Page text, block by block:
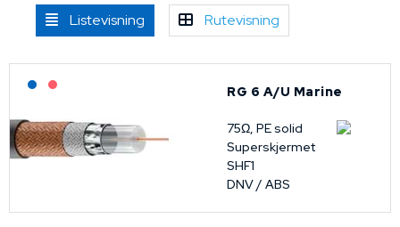
Listevisning Rutevisning
Lagerført: NEK Kabel
RG 6 A/U Marine
75Ω, PE solid
Superskjermet
SHF1
DNV / ABS